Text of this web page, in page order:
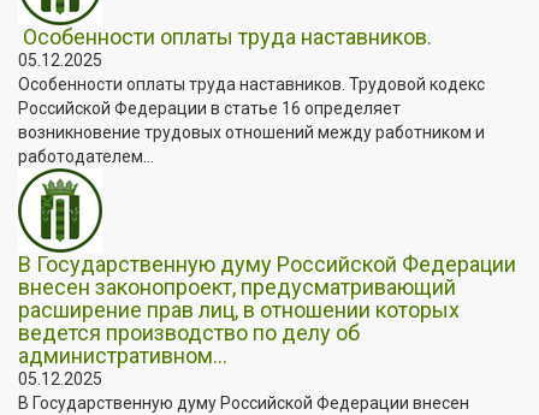
Особенности оплаты труда наставников.
05.12.2025
Особенности оплаты труда наставников. Трудовой кодекс
Российской Федерации в статье 16 определяет
возникновение трудовых отношений между работником и
работодателем...
В Государственную думу Российской Федерации
внесен законопроект, предусматривающий
расширение прав лиц, в отношении которых
ведется производство по делу об
административном...
05.12.2025
В Государственную думу Российской Федерации внесен